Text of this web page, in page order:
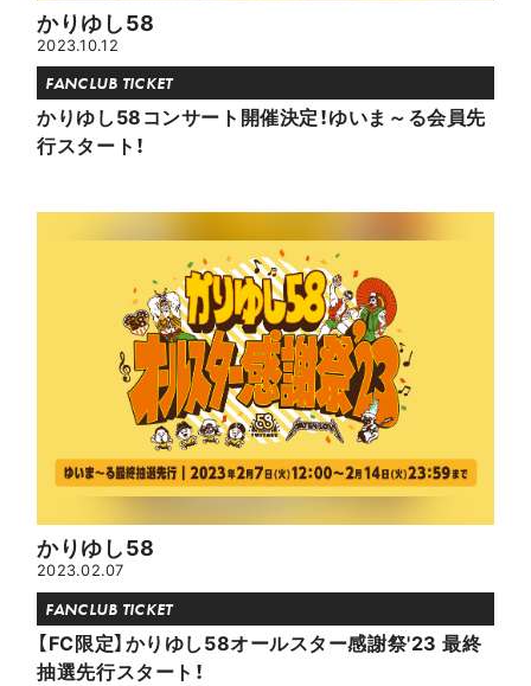
かりゆし58
2023.10.12
FANCLUB TICKET
かりゆし58コンサート開催決定！ゆいま～る会員先
行スタート！
かりゆし58
2023.02.07
FANCLUB TICKET
【FC限定】かりゆし58オールスター感謝祭'23 最終
抽選先行スタート！